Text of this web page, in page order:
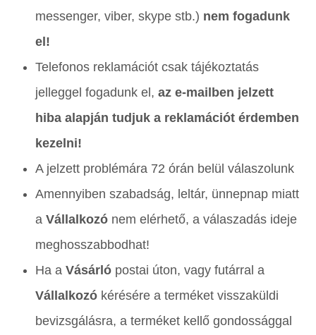
messenger, viber, skype stb.) nem fogadunk
el!
Telefonos reklamációt csak tájékoztatás
jelleggel fogadunk el, az e-mailben jelzett
hiba alapján tudjuk a reklamációt érdemben
kezelni!
A jelzett problémára 72 órán belül válaszolunk
Amennyiben szabadság, leltár, ünnepnap miatt
a Vállalkozó nem elérhető, a válaszadás ideje
meghosszabbodhat!
Ha a Vásárló postai úton, vagy futárral a
Vállalkozó kérésére a terméket visszaküldi
bevizsgálásra, a terméket kellő gondossággal